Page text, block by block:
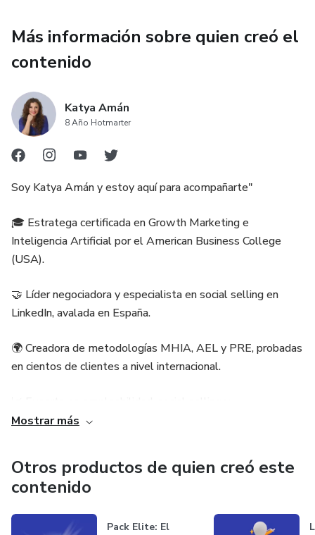
Más información sobre quien creó el
contenido
Katya Amán
8 Año Hotmarter
Soy Katya Amán y estoy aquí para acompañarte"
🎓 Estratega certificada en Growth Marketing e
Inteligencia Artificial por el American Business College
(USA).
🤝 Líder negociadora y especialista en social selling en
LinkedIn, avalada en España.
🌍 Creadora de metodologías MHIA, AEL y PRE, probadas
en cientos de clientes a nivel internacional.
automatización para quienes buscan resultados medibles.
en estrategias digitales que transforman negocios.
Mostrar más
Otros productos de quien creó este
contenido
Pack Elite: El